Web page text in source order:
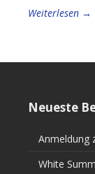
Weiterlesen →
Neueste
Anmeldung
White